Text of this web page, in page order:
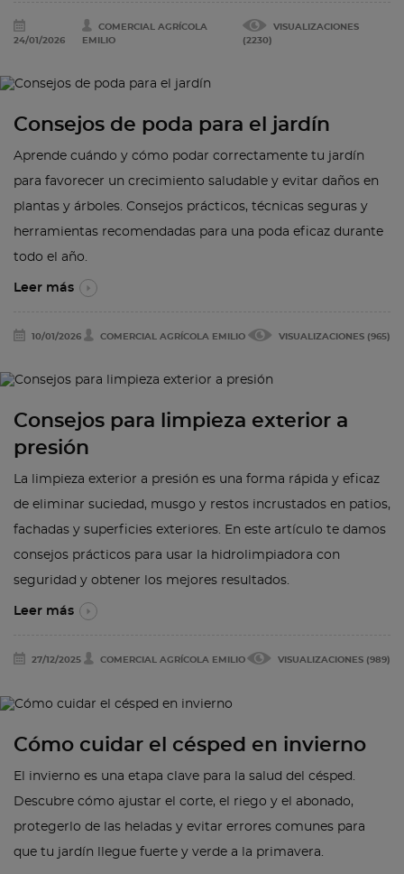
24/01/2026
COMERCIAL AGRÍCOLA
EMILIO
VISUALIZACIONES
(2230)
Consejos de poda para el jardín
Aprende cuándo y cómo podar correctamente tu jardín
para favorecer un crecimiento saludable y evitar daños en
plantas y árboles. Consejos prácticos, técnicas seguras y
herramientas recomendadas para una poda eficaz durante
todo el año.
Leer más
10/01/2026 COMERCIAL AGRÍCOLA EMILIO VISUALIZACIONES (965)
Consejos para limpieza exterior a
presión
La limpieza exterior a presión es una forma rápida y eficaz
de eliminar suciedad, musgo y restos incrustados en patios,
fachadas y superficies exteriores. En este artículo te damos
consejos prácticos para usar la hidrolimpiadora con
seguridad y obtener los mejores resultados.
Leer más
27/12/2025 COMERCIAL AGRÍCOLA EMILIO VISUALIZACIONES (989)
Cómo cuidar el césped en invierno
El invierno es una etapa clave para la salud del césped.
Descubre cómo ajustar el corte, el riego y el abonado,
protegerlo de las heladas y evitar errores comunes para
que tu jardín llegue fuerte y verde a la primavera.